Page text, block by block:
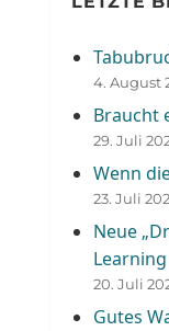
4. August
Braucht
29. Juli
Wenn
23. Juli
Neue
Learning
20. Juli
Gutes